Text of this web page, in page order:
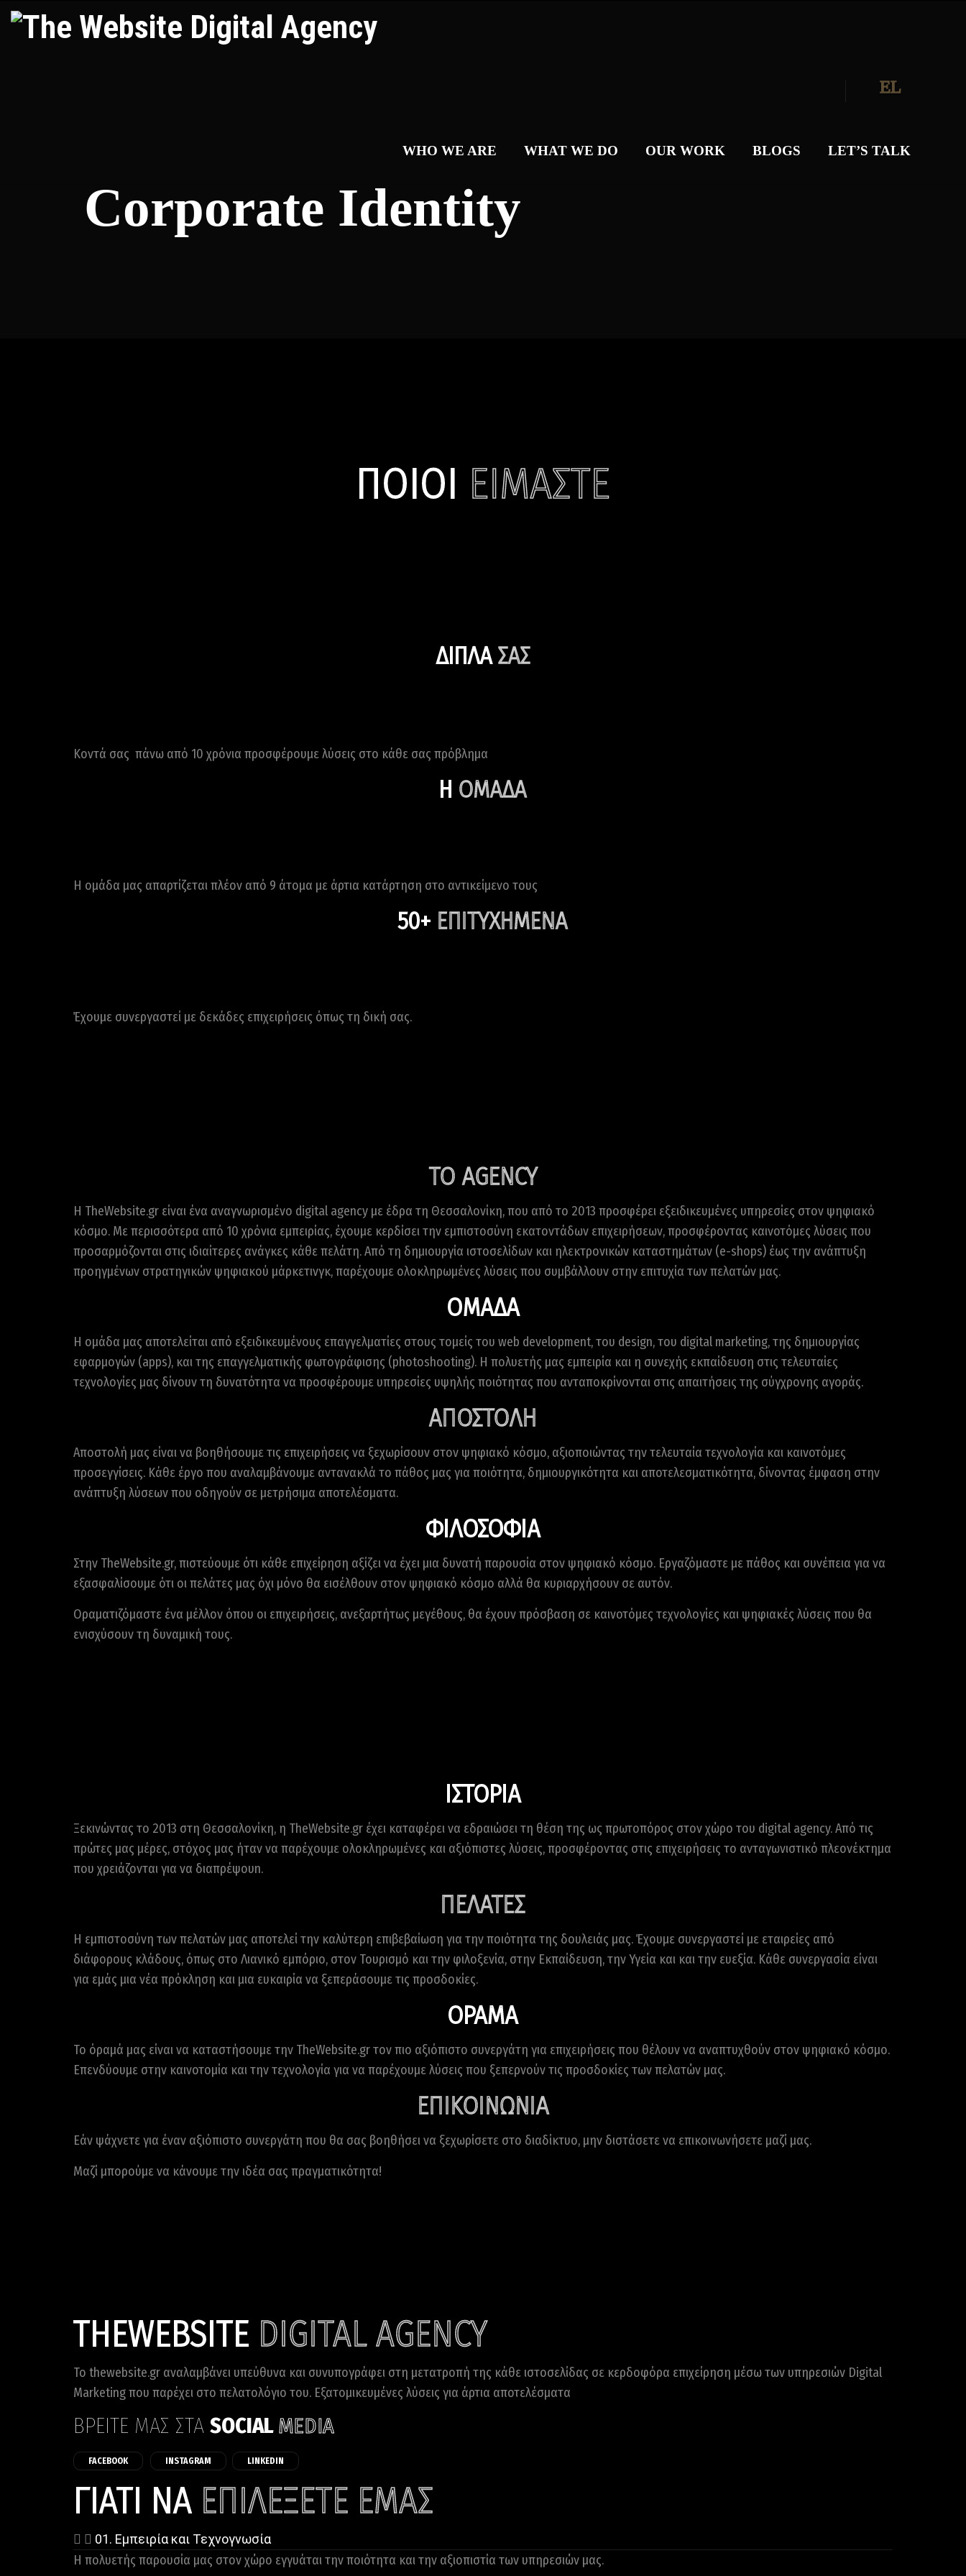
WHO WE ARE WHAT WE DO OUR WORK BLOGS LET’S TALK
EL
Corporate Identity
ΠΟΙΟΙ ΕΙΜΑΣΤΕ
ΔΙΠΛΑΣΑΣ
Κοντά σας πάνω από 10 χρόνια προσφέρουμε λύσεις στο κάθε σας πρόβλημα
Η ΟΜΑΔΑ
Η ομάδα μας απαρτίζεται πλέον από 9 άτομα με άρτια κατάρτηση στο αντικείμενο τους
50+ ΕΠΙΤΥΧΗΜΕΝΑ
Έχουμε συνεργαστεί με δεκάδες επιχειρήσεις όπως τη δική σας.
ΤΟ AGENCY
Η TheWebsite.gr είναι ένα αναγνωρισμένο digital agency με έδρα τη Θεσσαλονίκη, που από το 2013 προσφέρει εξειδικευμένες υπηρεσίες στον ψηφιακό
κόσμο. Με περισσότερα από 10 χρόνια εμπειρίας, έχουμε κερδίσει την εμπιστοσύνη εκατοντάδων επιχειρήσεων, προσφέροντας καινοτόμες λύσεις που
προσαρμόζονται στις ιδιαίτερες ανάγκες κάθε πελάτη. Από τη δημιουργία ιστοσελίδων και ηλεκτρονικών καταστημάτων (e-shops) έως την ανάπτυξη
προηγμένων στρατηγικών ψηφιακού μάρκετινγκ, παρέχουμε ολοκληρωμένες λύσεις που συμβάλλουν στην επιτυχία των πελατών μας.
ΟΜΑΔΑ
Η ομάδα μας αποτελείται από εξειδικευμένους επαγγελματίες στους τομείς του web development, του design, του digital marketing, της δημιουργίας
εφαρμογών (apps), και της επαγγελματικής φωτογράφισης (photoshooting). Η πολυετής μας εμπειρία και η συνεχής εκπαίδευση στις τελευταίες
τεχνολογίες μας δίνουν τη δυνατότητα να προσφέρουμε υπηρεσίες υψηλής ποιότητας που ανταποκρίνονται στις απαιτήσεις της σύγχρονης αγοράς.
ΑΠΟΣΤΟΛΗ
Αποστολή μας είναι να βοηθήσουμε τις επιχειρήσεις να ξεχωρίσουν στον ψηφιακό κόσμο, αξιοποιώντας την τελευταία τεχνολογία και καινοτόμες
προσεγγίσεις. Κάθε έργο που αναλαμβάνουμε αντανακλά το πάθος μας για ποιότητα, δημιουργικότητα και αποτελεσματικότητα, δίνοντας έμφαση στην
ανάπτυξη λύσεων που οδηγούν σε μετρήσιμα αποτελέσματα.
ΦΙΛΟΣΟΦΙΑ
Στην TheWebsite.gr, πιστεύουμε ότι κάθε επιχείρηση αξίζει να έχει μια δυνατή παρουσία στον ψηφιακό κόσμο. Εργαζόμαστε με πάθος και συνέπεια για να
εξασφαλίσουμε ότι οι πελάτες μας όχι μόνο θα εισέλθουν στον ψηφιακό κόσμο αλλά θα κυριαρχήσουν σε αυτόν.
Οραματιζόμαστε ένα μέλλον όπου οι επιχειρήσεις, ανεξαρτήτως μεγέθους, θα έχουν πρόσβαση σε καινοτόμες τεχνολογίες και ψηφιακές λύσεις που θα
ενισχύσουν τη δυναμική τους.
ΙΣΤΟΡΙΑ
Ξεκινώντας το 2013 στη Θεσσαλονίκη, η TheWebsite.gr έχει καταφέρει να εδραιώσει τη θέση της ως πρωτοπόρος στον χώρο του digital agency. Από τις
πρώτες μας μέρες, στόχος μας ήταν να παρέχουμε ολοκληρωμένες και αξιόπιστες λύσεις, προσφέροντας στις επιχειρήσεις το ανταγωνιστικό πλεονέκτημα
που χρειάζονται για να διαπρέψουn.
ΠΕΛΑΤΕΣ
Η εμπιστοσύνη των πελατών μας αποτελεί την καλύτερη επιβεβαίωση για την ποιότητα της δουλειάς μας. Έχουμε συνεργαστεί με εταιρείες από
διάφορους κλάδους, όπως στο Λιανικό εμπόριο, στον Τουρισμό και την φιλοξενία, στην Εκπαίδευση, την Υγεία και και την ευεξία. Κάθε συνεργασία είναι
για εμάς μια νέα πρόκληση και μια ευκαιρία να ξεπεράσουμε τις προσδοκίες.
ΟΡΑΜΑ
Το όραμά μας είναι να καταστήσουμε την TheWebsite.gr τον πιο αξιόπιστο συνεργάτη για επιχειρήσεις που θέλουν να αναπτυχθούν στον ψηφιακό κόσμο.
Επενδύουμε στην καινοτομία και την τεχνολογία για να παρέχουμε λύσεις που ξεπερνούν τις προσδοκίες των πελατών μας.
ΕΠΙΚΟΙΝΩΝΙΑ
Εάν ψάχνετε για έναν αξιόπιστο συνεργάτη που θα σας βοηθήσει να ξεχωρίσετε στο διαδίκτυο, μην διστάσετε να επικοινωνήσετε μαζί μας.
Μαζί μπορούμε να κάνουμε την ιδέα σας πραγματικότητα!
THEWEBSITE DIGITAL AGENCY
Το thewebsite.gr αναλαμβάνει υπεύθυνα και συνυπογράφει στη μετατροπή της κάθε ιστοσελίδας σε κερδοφόρα επιχείρηση μέσω των υπηρεσιών Digital
Marketing που παρέχει στο πελατολόγιο του. Εξατομικευμένες λύσεις για άρτια αποτελέσματα
ΒΡΕΙΤΕ ΜΑΣ ΣΤΑ SOCIALMEDIA
FACEBOOK INSTAGRAM LINKEDIN
ΓΙΑΤΙ ΝΑ ΕΠΙΛΕΞΕΤΕ ΕΜΑΣ
01. Εμπειρία και Τεχνογνωσία
Η πολυετής παρουσία μας στον χώρο εγγυάται την ποιότητα και την αξιοπιστία των υπηρεσιών μας.